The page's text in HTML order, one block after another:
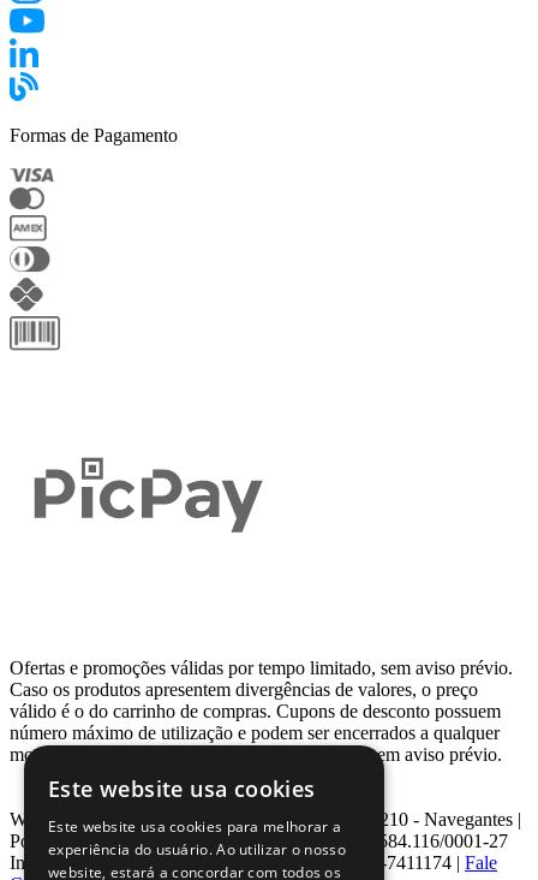
Formas de Pagamento
Ofertas e promoções válidas por tempo limitado, sem aviso prévio.
Caso os produtos apresentem divergências de valores, o preço
válido é o do carrinho de compras. Cupons de desconto possuem
número máximo de utilização e podem ser encerrados a qualquer
momento, de acordo com sua disponibilidade e sem aviso prévio.
Webcontinental LTDA | Travessa Venezuela, Nº 210 - Navegantes |
Porto Alegre - RS - CEP: 90.240-220 CNPJ: 08.584.116/0001-27
Inscrição Estadual: 0963171399 | Telefone: 0800-7411174 | Fale
Este website usa cookies
Este website usa cookies para melhorar a
experiência do usuário. Ao utilizar o nosso
website, estará a concordar com todos os